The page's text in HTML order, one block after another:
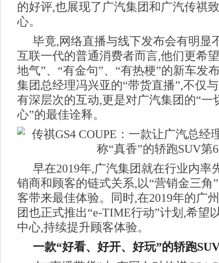
的好评,也展现了广汽集团和广汽传祺
心。
毕竟,网络直播与线下发布会有明显
互联一代的普通消费者而言,他们更希
地气”、“有金句”、“有热梗”的新车发
集团总经理冯兴亚的“带货直播”,不仅
有深层次的互动,更是对广汽集团的“一
心”的最佳诠释。
早在2019年,广汽集团就在行业内率
销商和顾客的链式关系,以“营销金三角
客带来最佳体验。同时,在2019年的广
团也正式推出“e-TIME行动”计划,希望
中心,持续提升顾客体验。
一款“好看、好开、好玩”的轿跑